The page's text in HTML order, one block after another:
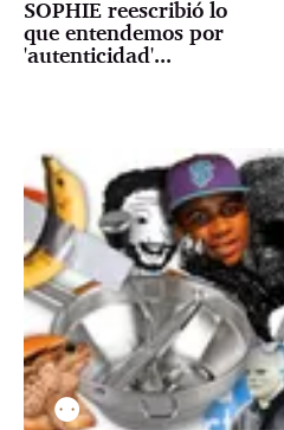
SOPHIE reescribió lo
que entendemos por
'autenticidad'...
⚉